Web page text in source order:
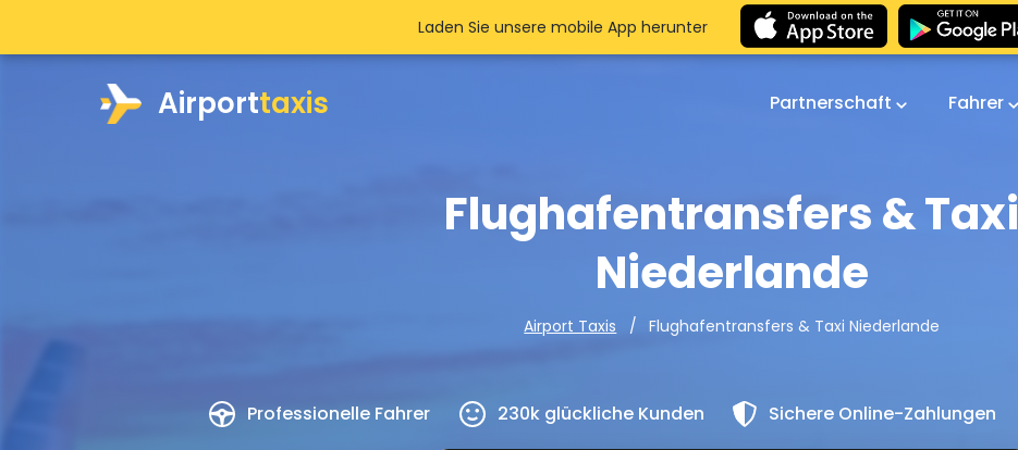
Airporttaxis Partnerschaft Fahrer
Flughafentransfers & Taxi
Niederlande
Airport Taxis Flughafentransfers & Taxi Niederlande
Professionelle Fahrer 230k glückliche Kunden Sichere Online-Zahlungen
Laden Sie unsere mobile App herunter